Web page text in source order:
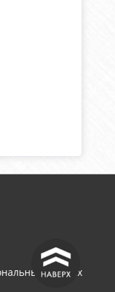
^
данных